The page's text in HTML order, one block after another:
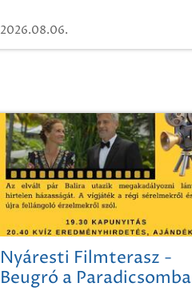
2026.08.06.
Nyáresti Filmterasz -
Beugró a Paradicsomba